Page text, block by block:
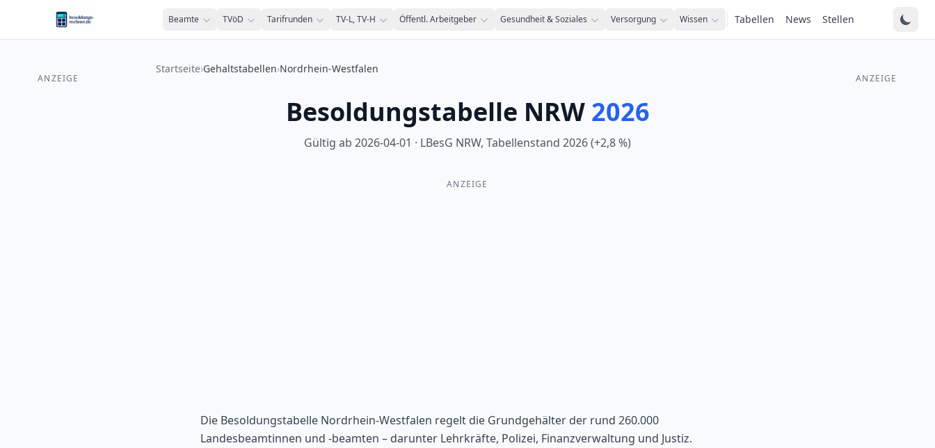
Zum Inhalt springen
Beamte TVöD Tarifrunden TV-L, TV-H Öffentl. Arbeitgeber Gesundheit & Soziales Versorgung Wissen Tabellen News Stellen
ANZEIGE
Startseite›Gehaltstabellen›Nordrhein-Westfalen
Besoldungstabelle NRW 2026
Gültig ab 2026-04-01 · LBesG NRW, Tabellenstand 2026 (+2,8 %)
ANZEIGE
Die Besoldungstabelle Nordrhein-Westfalen regelt die Grundgehälter der rund 260.000
Landesbeamtinnen und -beamten – darunter Lehrkräfte, Polizei, Finanzverwaltung und Justiz.
ANZEIGE